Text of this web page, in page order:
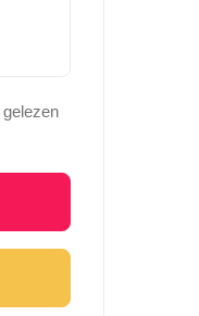
gelezen